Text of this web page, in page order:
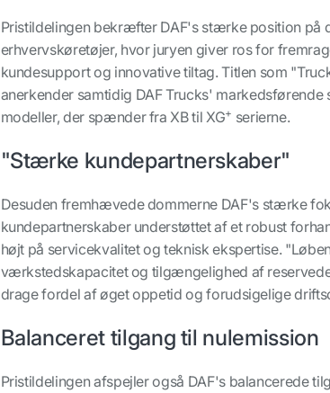
Pristildelingen bekræfter DAF's stærke position på
erhvervskøretøjer, hvor juryen giver ros for
kundesupport og innovative tiltag. Titlen som
anerkender samtidig DAF Trucks'
modeller, der spænder fra XB til XG+ serierne.
"Stærke kundepartnerskaber"
Desuden fremhævede dommerne DAF's stærke
kundepartnerskaber understøttet af et robust
højt på servicekvalitet og teknisk ekspertise.
værkstedskapacitet og tilgængelighed af
drage fordel af øget oppetid og forudsigelige
Balanceret tilgang til nulemission
Pristildelingen afspejler også DAF's balancerede